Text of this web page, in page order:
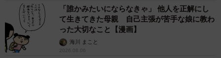
「誰かみたいにならなきゃ」 他人を正解にし
て生きてきた母親 自己主張が苦手な娘に教わ
った大切なこと【漫画】
海川 まこと
2026.08.06